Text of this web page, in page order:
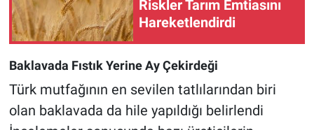
Riskler Tarım Emtiasını
Hareketlendirdi
Baklavada Fıstık Yerine Ay Çekirdeği
Türk mutfağının en sevilen tatlılarından biri
olan baklavada da hile yapıldığı belirlendi